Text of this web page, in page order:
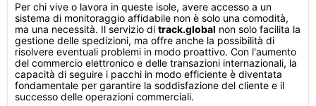
Per chi vive o lavora in queste isole, avere accesso a un
sistema di monitoraggio affidabile non è solo una comodità,
ma una necessità. Il servizio di track.global non solo facilita la
gestione delle spedizioni, ma offre anche la possibilità di
risolvere eventuali problemi in modo proattivo. Con l'aumento
del commercio elettronico e delle transazioni internazionali, la
capacità di seguire i pacchi in modo efficiente è diventata
fondamentale per garantire la soddisfazione del cliente e il
successo delle operazioni commerciali.